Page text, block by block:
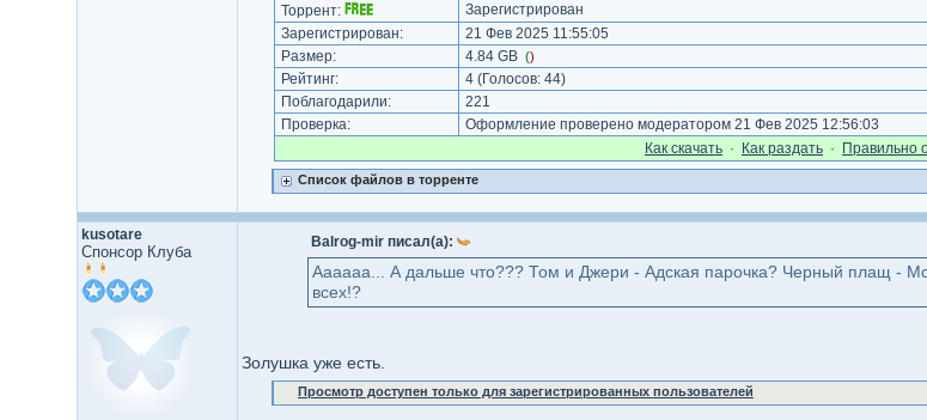
Торрент:
Зарегистрирован
Зарегистрирован:
21 Фев 2025 11:55:05
Размер:
4.84 GB ()
Рейтинг: 4(Голосов: 44)
Поблагодарили:
221
Проверка:
Оформление проверено модератором 21 Фев 2025 12:56:03
Как cкачать · Как раздать · Правильно
Список файлов в торренте
kusotare
Спонсор Клуба
Balrog-mir писал(а):
Аааааа... А дальше что??? Том и Джери - Адская парочка? Черный плащ -
всех!?
Золушка уже есть.
Просмотр доступен только для зарегистрированных пользователей